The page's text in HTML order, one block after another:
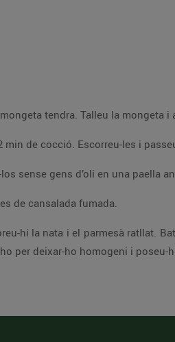
Quan reprenguin l’ebullició, compteu uns 12 min de
En una paella similar, torreu les llenques fines de cansalada fumada.
hi els daus de